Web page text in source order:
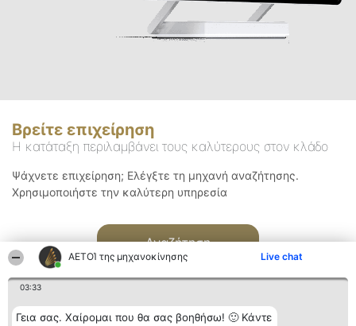
ΑΕΤΟΊ της μηχανοκίνησης Live chat
03:33
Γεια σας. Χαίρομαι που θα σας βοηθήσω! 🙂 Κάντε
Βρείτε επιχείρηση
Η κατάταξη περιλαμβάνει τους καλύτερους στον κλάδο
Ψάχνετε επιχείρηση; Ελέγξτε τη μηχανή αναζήτησης.
Χρησιμοποιήστε την καλύτερη υπηρεσία
Αναζήτηση